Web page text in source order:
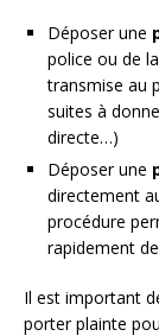
Déposer une
police ou de
transmise au
suites à
directe…)
Déposer une
directement
procédure
rapidement
Il est important
porter plainte